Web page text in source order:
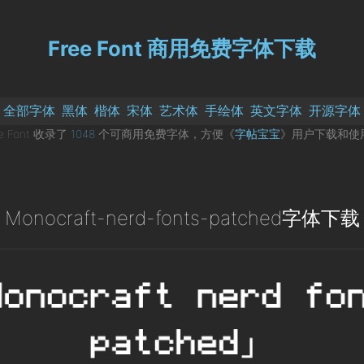
Free Font 商用免费字体下载
全部字体 黑体 楷体 宋体 艺术体 手绘体 英文字体 开源字体
Font 收录了 1048 个可商用免费字体，方便《字帖宝宝》用户下载和使
Monocraft-nerd-fonts-patched字体下载